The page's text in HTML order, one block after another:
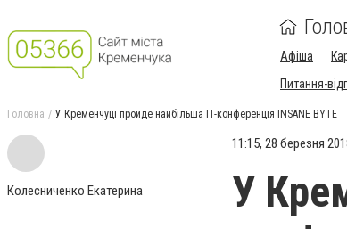
Афіша
Питання-
Головна У Кременчуці пройде найбільша IT-конференція INSANE BYTE
Колесниченко Екатерина
11:15, 28 березня
У